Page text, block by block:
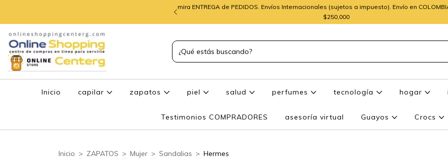
mira ENTREGA de PEDIDOS. Envíos Internacionales (sujetos a impuesto). Envío en
$250,000
Inicio capilar zapatos piel salud perfumes tecnología hogar
Testimonios COMPRADORES asesoría virtual Guayos Crocs
Inicio > ZAPATOS > Mujer > Sandalias > Hermes